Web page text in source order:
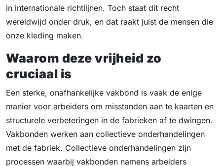
in internationale richtlijnen. Toch staat dit recht
wereldwijd onder druk, en dat raakt juist de mensen die
onze kleding maken.
Waarom deze vrijheid zo
cruciaal is
Een sterke, onafhankelijke vakbond is vaak de enige
manier voor arbeiders om misstanden aan te kaarten en
structurele verbeteringen in de fabrieken af te dwingen.
Vakbonden werken aan collectieve onderhandelingen
met de fabriek. Collectieve onderhandelingen zijn
processen waarbij vakbonden namens arbeiders